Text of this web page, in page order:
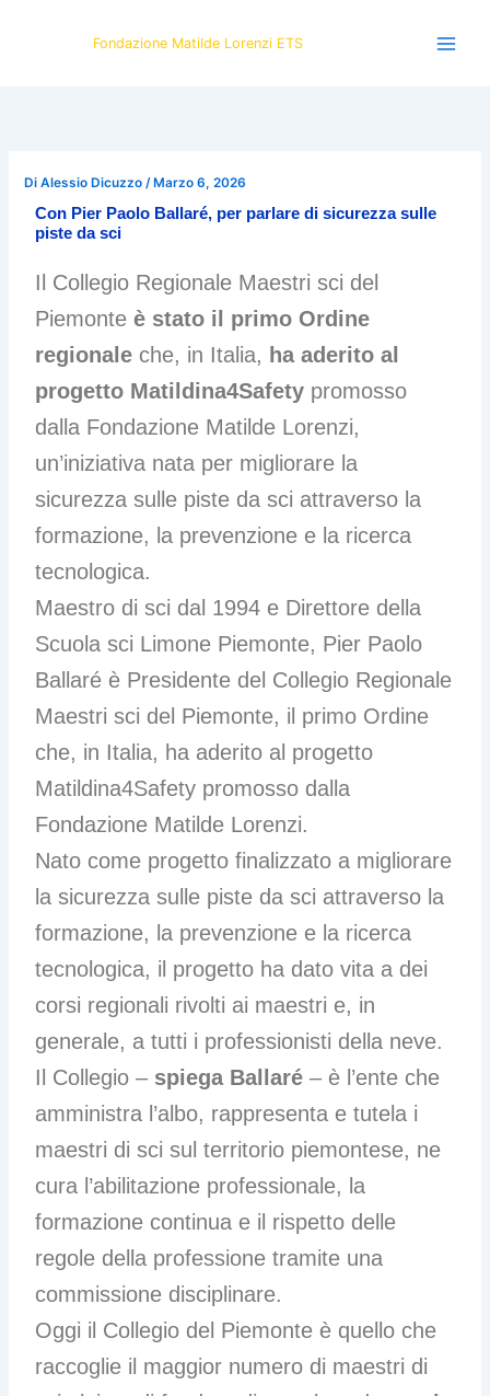
Fondazione Matilde Lorenzi ETS
DiAlessio Dicuzzo/ Marzo 6, 2026
Con Pier Paolo Ballaré, per parlare di sicurezza sulle
piste da sci
Il Collegio Regionale Maestri sci del
Piemonte è stato il primo Ordine
regionale che, in Italia, ha aderito al
progetto Matildina4Safety promosso
dalla Fondazione Matilde Lorenzi,
un’iniziativa nata per migliorare la
sicurezza sulle piste da sci attraverso la
formazione, la prevenzione e la ricerca
tecnologica.
Maestro di sci dal 1994 e Direttore della
Scuola sci Limone Piemonte, Pier Paolo
Ballaré è Presidente del Collegio Regionale
Maestri sci del Piemonte, il primo Ordine
che, in Italia, ha aderito al progetto
Matildina4Safety promosso dalla
Fondazione Matilde Lorenzi.
Nato come progetto finalizzato a migliorare
la sicurezza sulle piste da sci attraverso la
formazione, la prevenzione e la ricerca
tecnologica, il progetto ha dato vita a dei
corsi regionali rivolti ai maestri e, in
generale, a tutti i professionisti della neve.
Il Collegio – spiega Ballaré – è l’ente che
amministra l’albo, rappresenta e tutela i
maestri di sci sul territorio piemontese, ne
cura l’abilitazione professionale, la
formazione continua e il rispetto delle
regole della professione tramite una
commissione disciplinare.
Oggi il Collegio del Piemonte è quello che
raccoglie il maggior numero di maestri di